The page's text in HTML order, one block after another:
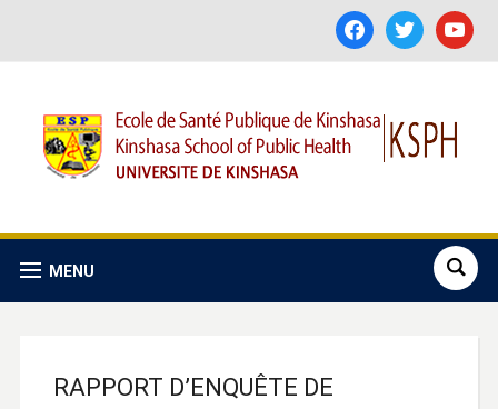
facebooktwitter youtube
MENU
RAPPORT D’ENQUÊTE DE